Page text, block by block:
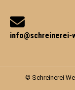
info@schreinerei-
© Schreinerei